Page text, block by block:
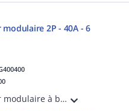
2P - 40A - 6
Répartiteur modulaire à barreaux étagés bipolaire 40A 1 arrivée 2,5mm² à 16mm² en conducteur rigide ou 1,5mm² à 10mm² en conducteur souple avec ou sans embout et 12 départs - 6 modules